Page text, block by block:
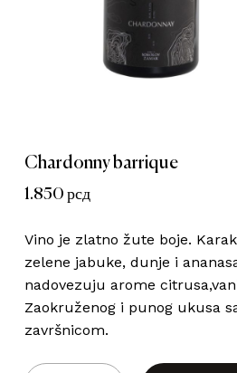
Chardonny barrique
1.850 рсд
Vino je zlatno žute boje.
zelene jabuke, dunje i
nadovezuju arome
Zaokruženog i punog ukusa
završnicom.
Ime *
comment.